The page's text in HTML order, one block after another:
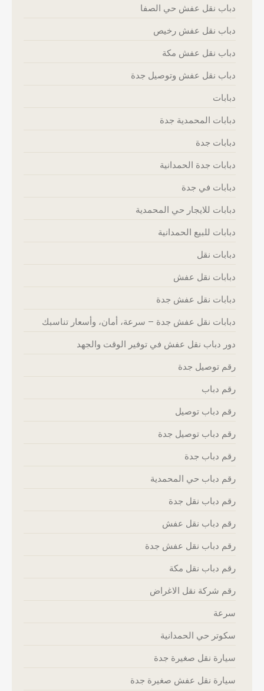
دباب نقل عفش حي الصفا
دباب نقل عفش رخيص
دباب نقل عفش مكة
دباب نقل عفش وتوصيل جدة
دبابات
دبابات المحمدية جدة
دبابات جدة
دبابات جدة الحمدانية
دبابات في جدة
دبابات للايجار حي المحمدية
دبابات للبيع الحمدانية
دبابات نقل
دبابات نقل عفش
دبابات نقل عفش جدة
دبابات نقل عفش جدة – سرعة، أمان، وأسعار تناسبك
دور دباب نقل عفش في توفير الوقت والجهد
رقم توصيل جدة
رقم دباب
رقم دباب توصيل
رقم دباب توصيل جدة
رقم دباب جدة
رقم دباب حي المحمدية
رقم دباب نقل جدة
رقم دباب نقل عفش
رقم دباب نقل عفش جدة
رقم دباب نقل مكة
رقم شركة نقل الاغراض
سرعة
سكوتر حي الحمدانية
سيارة نقل صغيرة جدة
سيارة نقل عفش صغيرة جدة